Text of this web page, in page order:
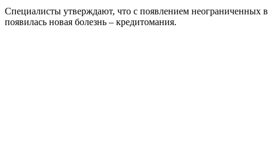
Специалисты утверждают, что с появлением
появилась новая болезнь – кредитомания.